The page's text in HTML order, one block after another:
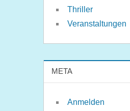
Thriller
Veranstaltungen
META
Anmelden